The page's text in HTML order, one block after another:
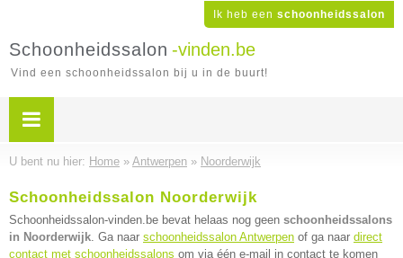
Ik heb een schoonheidssalon
Schoonheidssalon -vinden.be
Vind een schoonheidssalon bij u in de buurt!
U bent nu hier: Home » Antwerpen » Noorderwijk
Schoonheidssalon Noorderwijk
Schoonheidssalon-vinden.be bevat helaas nog geen schoonheidssalons
in Noorderwijk. Ga naar schoonheidssalon Antwerpen of ga naar direct
contact met schoonheidssalons om via één e-mail in contact te komen